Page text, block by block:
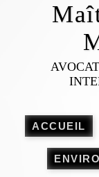
ACCUEIL